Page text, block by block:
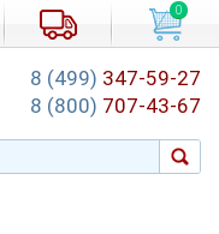
0
8 (499) 347-59-27
8 (800) 707-43-67